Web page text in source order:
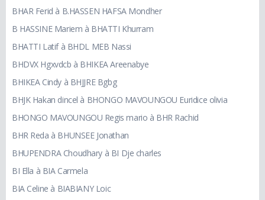
BHAR Ferid à B.HASSEN HAFSA Mondher
B HASSINE Mariem à BHATTI Khurram
BHATTI Latif à BHDL MEB Nassi
BHDVX Hgxvdcb à BHIKEA Areenabye
BHIKEA Cindy à BHJJRE Bgbg
BHJK Hakan dincel à BHONGO MAVOUNGOU Euridice olivia
BHONGO MAVOUNGOU Regis mario à BHR Rachid
BHR Reda à BHUNSEE Jonathan
BHUPENDRA Choudhary à BI Dje charles
BI Ella à BIA Carmela
BIA Celine à BIABIANY Loic